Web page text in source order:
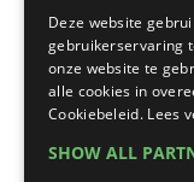
Email*
We gaan
Deze website
gebruikerservaring
onze website te
alle cookies in
Cookiebeleid. Lees
SHOW ALL